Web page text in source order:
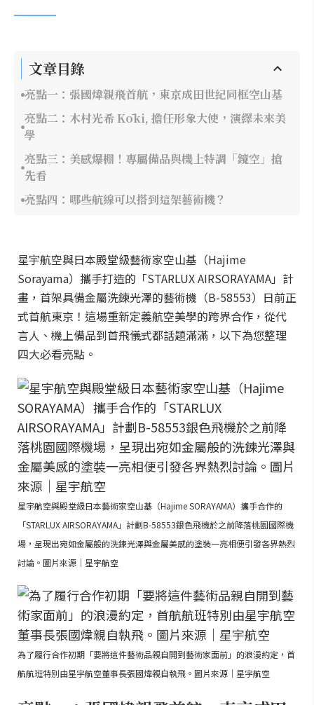
文章目錄
亮點一：張國煒親飛首航，東京成田世紀同框空山基
亮點二：木村光希 Kōki, 擔任形象大使，演繹未來美
學
亮點三：美感爆棚！專屬備品與機上特調「鏡空」搶
先看
亮點四：哪些航線可以搭到這架藝術機？
星宇航空與日本殿堂級藝術家空山基（Hajime
Sorayama）攜手打造的「STARLUX AIRSORAYAMA」計
畫，首架具備金屬洗鍊光澤的藝術機（B-58553）日前正
式首航東京！這場重新定義航空美學的跨界合作，從代
言人、機上備品到首飛儀式都話題滿滿，以下為您整理
四大必看亮點。
星宇航空與殿堂級日本藝術家空山基（Hajime SORAYAMA）攜手合作的
「STARLUX AIRSORAYAMA」計劃B-58553銀色飛機於之前降落桃園國際機
場，呈現出宛如金屬般的洗鍊光澤與金屬美感的塗裝一亮相便引發各界熱烈
討論。圖片來源｜星宇航空
為了履行合作初期「要將這件藝術品親自開到藝術家面前」的浪漫約定，首
航航班特別由星宇航空董事長張國煒親自執飛。圖片來源｜星宇航空